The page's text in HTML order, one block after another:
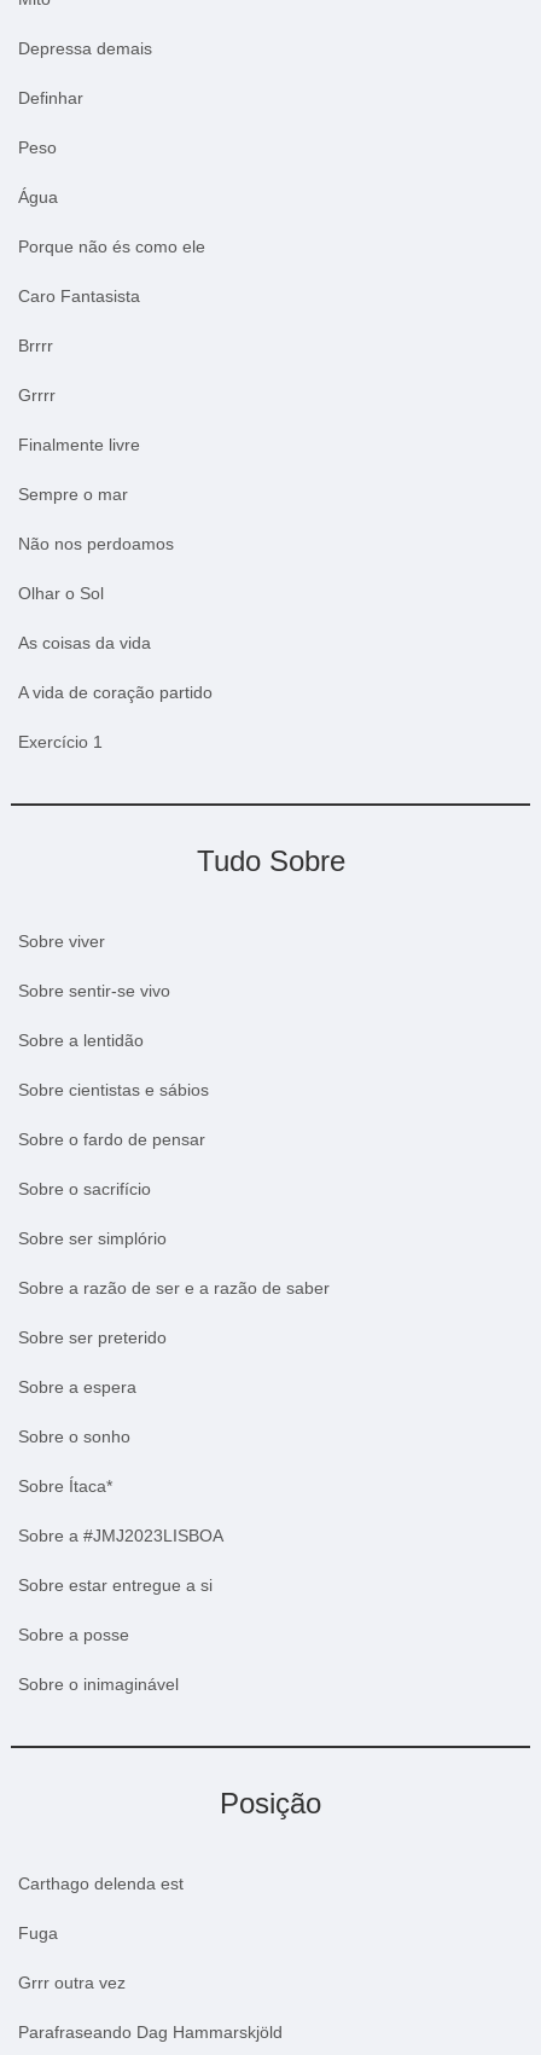
Depressa demais
Definhar
Peso
Água
Porque não és como ele
Caro Fantasista
Brrrr
Grrrr
Finalmente livre
Sempre o mar
Não nos perdoamos
Olhar o Sol
As coisas da vida
A vida de coração partido
Exercício 1
Tudo Sobre
Sobre viver
Sobre sentir-se vivo
Sobre a lentidão
Sobre cientistas e sábios
Sobre o fardo de pensar
Sobre o sacrifício
Sobre ser simplório
Sobre a razão de ser e a razão de saber
Sobre ser preterido
Sobre a espera
Sobre o sonho
Sobre Ítaca*
Sobre a #JMJ2023LISBOA
Sobre estar entregue a si
Sobre a posse
Sobre o inimaginável
Posição
Carthago delenda est
Fuga
Grrr outra vez
Parafraseando Dag Hammarskjöld